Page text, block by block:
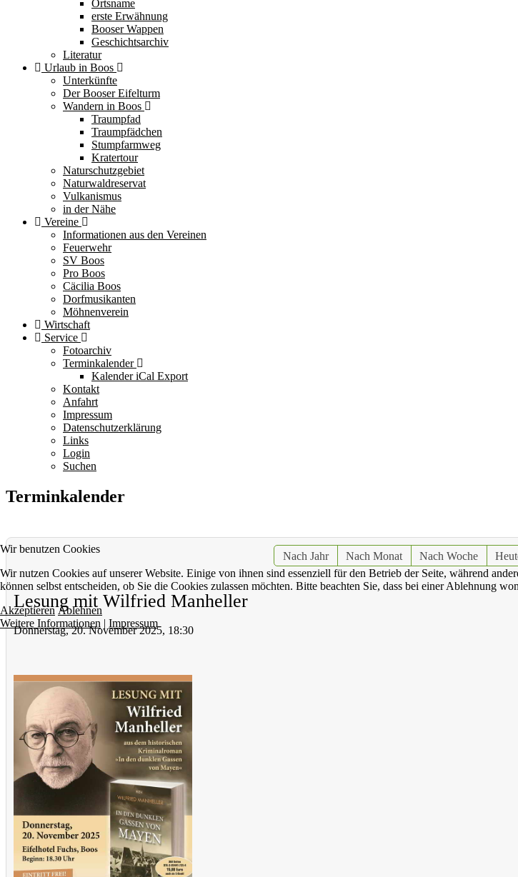
Ortsname
erste Erwähnung
Booser Wappen
Geschichtsarchiv
Literatur
Urlaub in Boos
Unterkünfte
Der Booser Eifelturm
Wandern in Boos
Traumpfad
Traumpfädchen
Stumpfarmweg
Kratertour
Naturschutzgebiet
Naturwaldreservat
Vulkanismus
in der Nähe
Vereine
Informationen aus den Vereinen
Feuerwehr
SV Boos
Pro Boos
Cäcilia Boos
Dorfmusikanten
Möhnenverein
Wirtschaft
Service
Fotoarchiv
Terminkalender
Kalender iCal Export
Kontakt
Anfahrt
Impressum
Datenschutzerklärung
Links
Login
Suchen
Terminkalender
Nach Jahr Nach Monat Nach Woche
Lesung mit Wilfried Manheller
Donnerstag, 20. November 2025, 18:30
Wir benutzen Cookies
Wir nutzen Cookies auf unserer Website. Einige von ihnen sind essenziell für den Betrieb der Seite, während
können selbst entscheiden, ob Sie die Cookies zulassen möchten. Bitte beachten Sie, dass bei einer Ablehnung
Akzeptieren Ablehnen
Weitere Informationen | Impressum